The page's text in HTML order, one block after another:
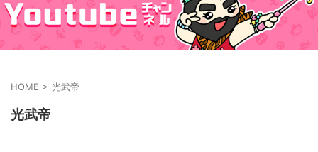
HOME > 光武帝
光武帝